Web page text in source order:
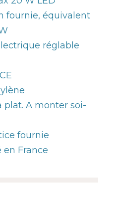
fournie, équivalent
réglable
plat. A monter soi-
fournie
France